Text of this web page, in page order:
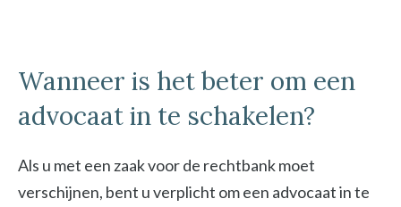
Wanneer is het beter om een
advocaat in te schakelen?
Als u met een zaak voor de rechtbank moet
verschijnen, bent u verplicht om een advocaat in te